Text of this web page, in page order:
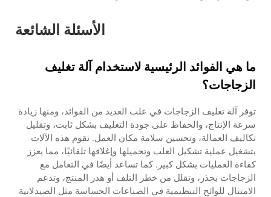
الأسئلة الشائعة
ما هي الفوائد الرئيسية لاستخدام آلة تغليف
الزجاجات؟
توفر آلة تغليف الزجاجات في علب العديد من الفوائد، ومنها زيادة
سرعة الإنتاج، والحفاظ على جودة التغليف بشكل ثابت، وتقليل
تكاليف العمالة، وتحسين سلامة مكان العمل. تقوم هذه الآلات
بتشغيل عملية تشكيل العلب وتحميلها وإغلاقها تلقائيًا، مما يعزز
كفاءة العمليات بشكل كبير. كما تساعد أيضًا في التعامل مع
الزجاجات بحذر، وتقلل من خطر التلف أو هدر المنتج، وتدعم
الامتثال للوائح التنظيمية في الصناعات الحساسة مثل الصيدلانية